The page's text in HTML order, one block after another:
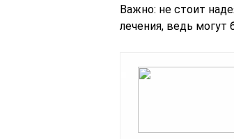
Важно: не стоит
лечения, ведь